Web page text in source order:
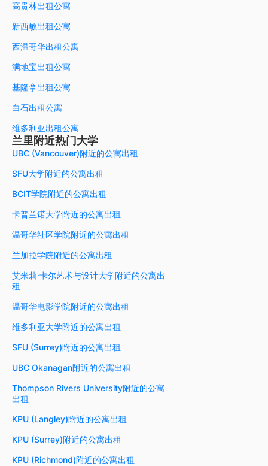
高贵林出租公寓
新西敏出租公寓
西温哥华出租公寓
满地宝出租公寓
基隆拿出租公寓
白石出租公寓
维多利亚出租公寓
兰里附近热门大学
UBC (Vancouver)附近的公寓出租
SFU大学附近的公寓出租
BCIT学院附近的公寓出租
卡普兰诺大学附近的公寓出租
温哥华社区学院附近的公寓出租
兰加拉学院附近的公寓出租
艾米莉·卡尔艺术与设计大学附近的公寓出
租
温哥华电影学院附近的公寓出租
维多利亚大学附近的公寓出租
SFU (Surrey)附近的公寓出租
UBC Okanagan附近的公寓出租
Thompson Rivers University附近的公寓
出租
KPU (Langley)附近的公寓出租
KPU (Surrey)附近的公寓出租
KPU (Richmond)附近的公寓出租